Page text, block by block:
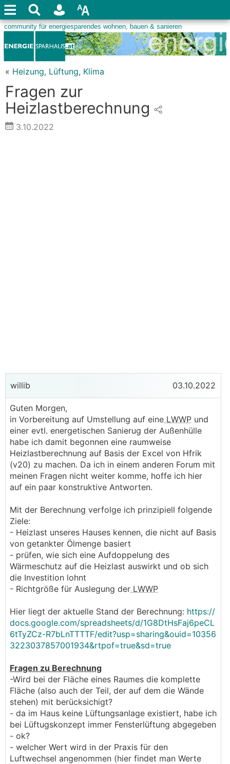
« Heizung, Lüftung, Klima
Fragen zur
Heizlastberechnung
3.10.2022
willib 03.10.2022
Guten Morgen,
in Vorbereitung auf Umstellung auf eine LWWP und
einer evtl. energetischen Sanierug der Außenhülle
habe ich damit begonnen eine raumweise
Heizlastberechnung auf Basis der Excel von Hfrik
(v20) zu machen. Da ich in einem anderen Forum mit
meinen Fragen nicht weiter komme, hoffe ich hier
auf ein paar konstruktive Antworten.
Mit der Berechnung verfolge ich prinzipiell folgende
Ziele:
- Heizlast unseres Hauses kennen, die nicht auf Basis
von getankter Ölmenge basiert
- prüfen, wie sich eine Aufdoppelung des
Wärmeschutz auf die Heizlast auswirkt und ob sich
die Investition lohnt
- Richtgröße für Auslegung der LWWP
Hier liegt der aktuelle Stand der Berechnung: https://
docs.google.com/spreadsheets/d/1G8DtHsFaj6peCL
6tTyZCz-R7bLnTTTTF/edit?usp=sharing&ouid=10356
3223037857001934&rtpof=true&sd=true
Fragen zu Berechnung
-Wird bei der Fläche eines Raumes die komplette
Fläche (also auch der Teil, der auf dem die Wände
stehen) mit berücksichigt?
- da im Haus keine Lüftungsanlage existiert, habe ich
bei Lüftugskonzept immer Fensterlüftung abgegeben
- ok?
- welcher Wert wird in der Praxis für den
Luftwechsel angenommen (hier findet man Werte